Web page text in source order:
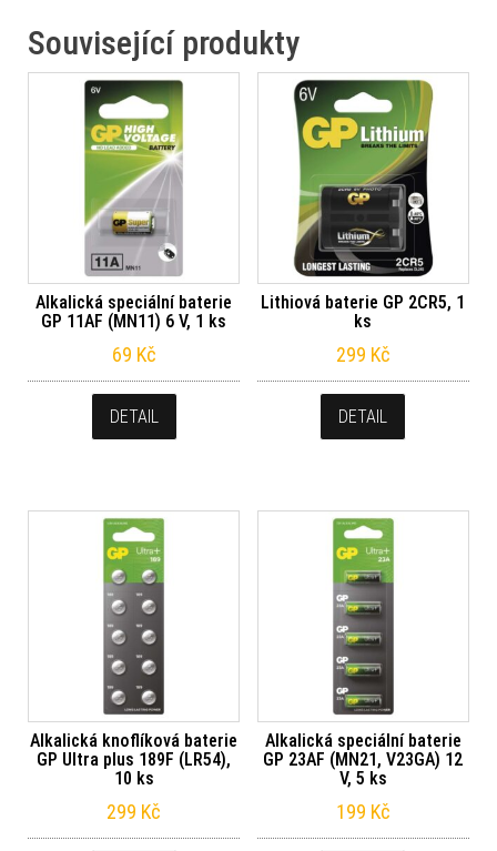
Související produkty
Alkalická speciální baterie
GP 11AF (MN11) 6 V, 1 ks
69 Kč
DETAIL
Lithiová baterie GP 2CR5, 1
ks
299 Kč
DETAIL
Alkalická knoflíková baterie
GP Ultra plus 189F (LR54),
10 ks
299 Kč
Alkalická speciální baterie
GP 23AF (MN21, V23GA) 12
V, 5 ks
199 Kč